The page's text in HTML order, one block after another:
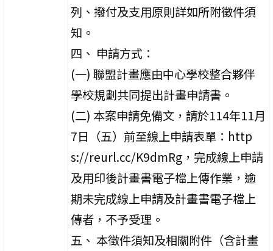
列、撥付及支用原則詳如所附徵件須
知。
四、 申請方式：
(一) 聯盟計畫應由中心學校整合夥伴
學校規劃共同提出計畫申請書。
(二) 本案申請免備文，請於114年11月
7日（五）前至線上申請表單：http
s://reurl.cc/K9dmRg，完成線上申請
及用印後計畫書電子檔上傳作業，逾
期未完成線上申請及計畫書電子檔上
傳者，不予受理。
五、 本徵件須知及相關附件（含計畫